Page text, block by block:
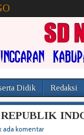
Didik Redaksi
ada komentar